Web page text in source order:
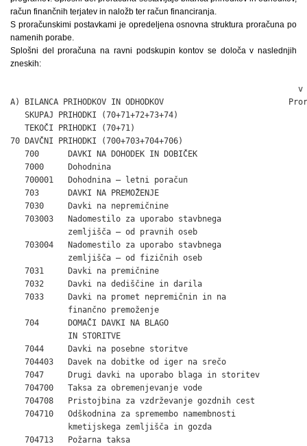
račun finančnih terjatev in naložb ter račun financiranja.
S proračunskimi postavkami je opredeljena osnovna struktura proračuna po
namenih porabe.
Splošni del proračuna na ravni podskupin kontov se določa v naslednjih
zneskih:
v tisoč SIT
A) BILANCA PRIHODKOV IN ODHODKOV                          Proračun 2004
   SKUPAJ PRIHODKI (70+71+72+73+74)                             813.604
   TEKOČI PRIHODKI (70+71)                                      503.254
70 DAVČNI PRIHODKI (700+703+704+706)                            479.748
   700      DAVKI NA DOHODEK IN DOBIČEK                         400.957
   7000     Dohodnina                                           400.957
   700001   Dohodnina – letni poračun                           400.957
   703      DAVKI NA PREMOŽENJE                                  59.833
   7030     Davki na nepremičnine                                   594
   703003   Nadomestilo za uporabo stavbnega
            zemljišča – od pravnih oseb                           5.131
   703004   Nadomestilo za uporabo stavbnega
            zemljišča – od fizičnih oseb                         40.869
   7031     Davki na premičnine                                       –
   7032     Davki na dediščine in darila                            155
   7033     Davki na promet nepremičnin in na
            finančno premoženje                                  13.084
   704      DOMAČI DAVKI NA BLAGO
            IN STORITVE                                          18.958
   7044     Davki na posebne storitve                               259
   704403   Davek na dobitke od iger na srečo                       259
   7047     Drugi davki na uporabo blaga in storitev             18.699
   704700   Taksa za obremenjevanje vode                          7.000
   704708   Pristojbina za vzdrževanje gozdnih cest                 807
   704710   Odškodnina za spremembo namembnosti
            kmetijskega zemljišča in gozda                            –
   704713   Požarna taksa                                         1.892
   704716   Ekološke takse                                            –
   704719   Taksa za obremenjevanje okolja
            zaradi odlaganja odpadkov                             9.000
71 NEDAVČNI PRIHODKI
   (710+711+712+713+714)                                         23.506
   710      UDELEŽBA NA DOBIČKU IN
            DOHODKI OD PREMOŽENJA                                 3.939
   7102     Prihodki od obresti                                     500
   710201   Prejete obresti od vezanih tolarskih
            depozitov                                               500
   7103     Prihodki od premoženja                                3.439
   710300   Prihodki iz naslova najemnin za
            kmetijska zemljišča in gozdove                            –
   710301   Prihodki od najemnin za poslovne
            prostore                                              3.114
   710302   Prihodki od najemnin za stanovanja                      325
   710306   Prihodki iz naslova podeljenih koncesij                   –
   711      TAKSE IN PRISTOJBINE                                  1.920
   7111     Upravne takse in pristojbine                          1.920
   711100   Upravne takse (tar. št. 1-10 in
            tar. št. 96a-98 iz ZUT)                               1.920
   712      DENARNE KAZNI                                         2.647
   7120     Denarne kazni                                         2.647
   712007   Nadomestilo za degradacijo in
            uzurpacijo prostora                                   2.647
   713      PRIHODKI OD PRODAJE                                       –
   7130     Prihodki od prodaje blaga in storitev                     –
   713099   Drugi prihodki od prodaje                                 –
   714      DRUGI NEDAVČNI PRIHODKI                              15.000
   7141     Drugi nedavčni prihodki                              15.000
   714100   Drugi nedavčni prihodki                                   –
   714105   Prihodki od komunalnih prispevkov                    15.000
72 KAPITALSKI PRIHODKI (720+721+722)                             22.500
   722      PRIHODKI OD PRODAJE ZEMLJIŠČ
            IN NEOPREDMETENIH DOLGOROČNIH
            SREDSTEV                                             22.500
   7220     Prihodki od prodaje kmetijskih
            zemljišč in gozdov                                        –
   7221     Prihodki od prodaje stavbnih zemljišč                22.500
74 TRANSFERNI PRIHODKI (740)                                    287.850
   740      TRANSFERNI PRIHODKI IZ
   DRUGIH JAVNOFINANČNIH INSTITUCIJ                             287.850
   7400     Prejeta sredstva iz državnega
            proračuna                                           196.050
   740000   Prejeta sredstva iz naslova tekočih
            obveznosti državnega proračuna                      181.000
   740001   Prejeta sredstva iz državnega
            proračuna za investicije                             15.050
   740004   Druga prejeta sredstva iz državnega
            proračuna za tekočo porabo                                –
   7401     Prejeta sredstva iz proračunov
            lokalnih skupnosti                                   90.000
   740100   Prejeta sredstva iz proračunov
            lokalnih skupnosti za tekočo porabo                       –
   740101   Prejeta sredstva iz proračunov
            lokalnih skupnosti za investicije                    90.000
   7403     Prejeta sredstva iz drugih javnih skladov             1.800
   740300   Prejeta sredstva iz drugih javnih
            skladov za tekočo porabo                              1.800
   740301   Prejeta sredstva iz drugih javnih
            skladov za investicije                                    –
   SKUPAJ ODHODKI (40+41+42+43)                                 813.604
40 TEKOČI ODHODKI
   (400+401+402+403+409)                                        245.326
   400      PLAČE IN DRUGI IZDATKI
            ZAPOSLENIM                                           28.268
   401      PRISPEVKI DELODAJALCEV ZA
            SOCIALNO VARNOST                                     23.509
   402      IZDATKI ZA BLAGO IN STORITVE                        193.056
   4020     Pisarniški in splošni material in storitve           23.714
   4021     Posebni material in storitve                          7.170
   4022     Energija, voda, komunalne
            storitve in komunikacije                             13.518
   4023     Prevozni stroški in storitve                            941
   4024     Izdatki za službena potovanja                           241
   4025     Tekoče vzdrževanje                                  122.841
   4026     Najemnine in zakupnine (leasing)                        245
   4027     Kazni in odškodnine                                   1.988
   4028     Davek na izplačane plače                              2.187
   4029     Drugi operativni odhodki                             20.212
   403      PLAČILA DOMAČIH OBRESTI                                 492
   4033     Plačila obresti od kreditov – drugim
            domačim kreditodajalcem                                 492
   409      REZERVE                                                   –
   4091     Proračunska rezerva                                       –
41 TEKOČI TRANSFERI (410+411+412+413)                           368.363
   410      SUBVENCIJE                                            4.143
   4102     Subvencije privatnim podjetjem in
            zasebnikom                                            4.143
   411      TRANSFERI POSAMEZNIKOM
            IN GOSPODINJSTVOM                                   247.328
   4111     Družinski prejemki in starševska
            nadomestila                                           5.172
   4112     Transferi za zagotavljanje socialne
            varnosti                                              3.355
   4117     Štipendije                                              835
   4119     Drugi transferi posameznikom                        237.966
   412      TRANSFERI NEPROFITNIM
            ORGANIZACIJAM IN USTANOVAM                           35.728
   4120     Tekoči transferi neprofitnim
            organizacijam in ustanovam                           35.728
   413      DRUGI TEKOČI DOMAČI TRANSFERI                        81.164
   4130     Tekoči transferi drugim ravnem države                10.056
   413004   Sredstva, prenesena ožjim delom
            lokalnih skupnosti                                   10.056
   4131     Tekoči transferi v sklade
            socialnega zavarovanja                                8.193
   413105   Prispevek v ZZZS za zdravstveno
            zavarovanje oseb, ki ga plačujejo
            občine